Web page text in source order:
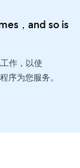
，and so is
作，以使
序为您服务。